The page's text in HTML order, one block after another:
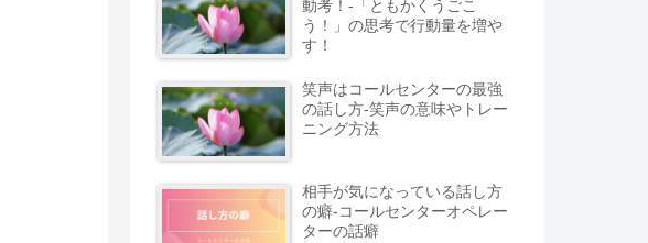
動考！-「ともかくうごこ
う！」の思考で行動量を増や
す！
笑声はコールセンターの最強
の話し方-笑声の意味やトレー
ニング方法
相手が気になっている話し方
の癖-コールセンターオペレー
ターの話癖